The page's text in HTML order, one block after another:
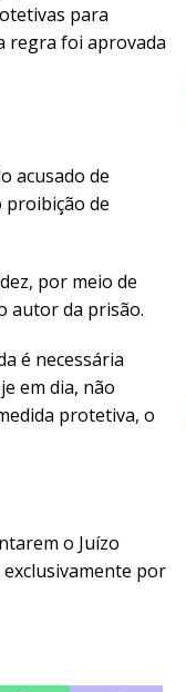
para
regra foi aprovada
acusado de
proibição de
por meio de
autor da prisão.
é necessária
em dia, não
protetiva, o
o Juízo
exclusivamente por